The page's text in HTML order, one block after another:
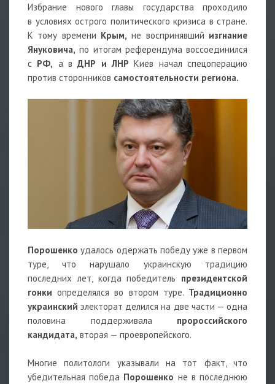
Избрание нового главы государства проходило
в условиях острого политического кризиса в стране.
К тому времени Крым, не воспринявший изгнание
Януковича, по итогам референдума воссоединился
с РФ, а вДНР и ЛНР Киев начал спецоперацию
против сторонников самостоятельности региона.
Порошенко удалось одержать победу уже в первом
туре, что нарушало украинскую традицию
последних лет, когда победитель президентской
гонки определялся во втором туре. Традиционно
украинский электорат делился на две части — одна
половина поддерживала пророссийского
кандидата, вторая — проевропейского.
Многие политологи указывали на тот факт, что
убедительная победа Порошенко не в последнюю